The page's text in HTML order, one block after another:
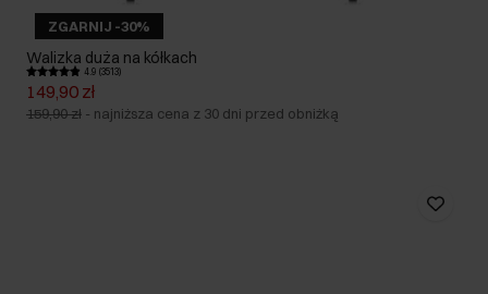
ZGARNIJ -30%
Walizka duża na kółkach
4.9 (3513)
149,90 zł
159,90 zł - najniższa cena z 30 dni przed obniżką